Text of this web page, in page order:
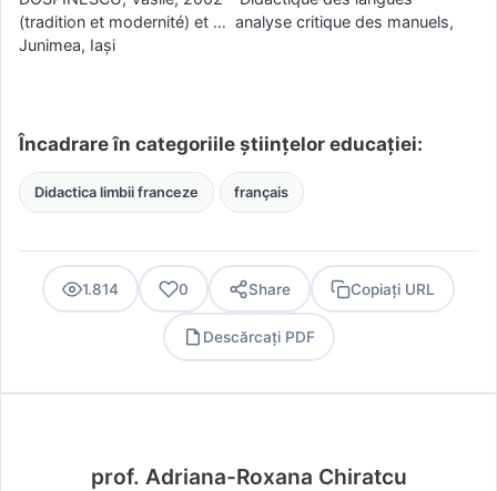
(tradition et modernité) et … analyse critique des manuels,
Junimea, Iaşi
Încadrare în categoriile științelor educației:
Didactica limbii franceze français
1.814 0 Share Copiați URL
Descărcați PDF
prof. Adriana-Roxana Chiratcu